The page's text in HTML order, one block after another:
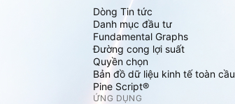
Dòng Tin tức
Danh mục đầu tư
Fundamental Graphs
Đường cong lợi suất
Quyền chọn
Bản đồ dữ liệu kinh tế toàn cầu
Pine Script®
ỨNG DỤNG